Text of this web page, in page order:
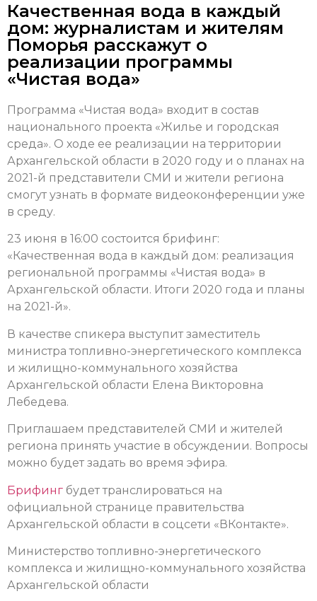
Качественная вода в каждый
дом: журналистам и жителям
Поморья расскажут о
реализации программы
«Чистая вода»
Программа «Чистая вода» входит в состав
национального проекта «Жилье и городская
среда». О ходе ее реализации на территории
Архангельской области в 2020 году и о планах на
2021-й представители СМИ и жители региона
смогут узнать в формате видеоконференции уже
в среду.
23 июня в 16:00 состоится брифинг:
«Качественная вода в каждый дом: реализация
региональной программы «Чистая вода» в
Архангельской области. Итоги 2020 года и планы
на 2021-й».
В качестве спикера выступит заместитель
министра топливно-энергетического комплекса
и жилищно-коммунального хозяйства
Архангельской области Елена Викторовна
Лебедева.
Приглашаем представителей СМИ и жителей
региона принять участие в обсуждении. Вопросы
можно будет задать во время эфира.
Брифинг будет транслироваться на
официальной странице правительства
Архангельской области в соцсети «ВКонтакте».
Министерство топливно-энергетического
комплекса и жилищно-коммунального хозяйства
Архангельской области